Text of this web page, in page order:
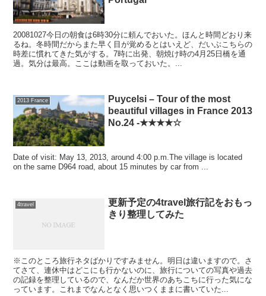
20081027今日の朝食は6時30分に頼んでおいた。ほんと時間どおり来
るね。冬時間だからまた早く目が覚めるとはいえど、だいぶこちらの
時差に慣れてきた気がする。7時に出発、朝焼け時の4月25日橋を通
過。気分は最高。ここは動画を取っておいた。...
2013 France
Puycelsi – Tour of the most
beautiful villages in France 2013
No.24 -★★★★☆
Date of visit: May 13, 2013, around 4:00 p.m.The village is located
on the same D964 road, about 15 minutes by car from ...
4travel
更新予定の4travel旅行記をおもっ
きり整理してみた
※このところ旅行ネタばかりですみません。明日は違いますので。さ
てさて、連休中はどこにも行かないのに、旅行についての写真や過去
の記録を整理しているので、なんだか世界のあちこちに行った気にな
っています。これまでなんとなく思いつくままに書いていた...